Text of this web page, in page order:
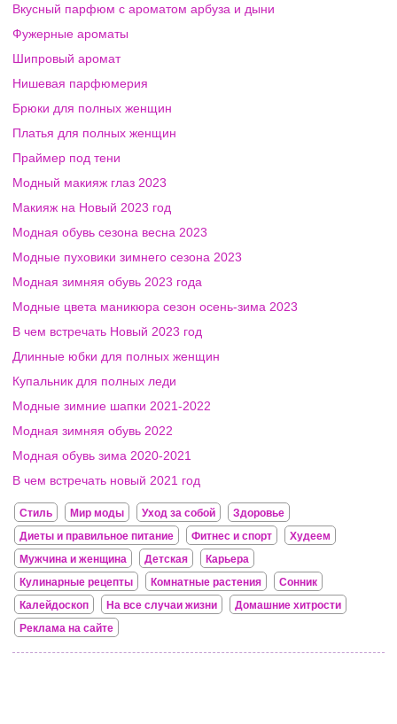
Вкусный парфюм с ароматом арбуза и дыни
Фужерные ароматы
Шипровый аромат
Нишевая парфюмерия
Брюки для полных женщин
Платья для полных женщин
Праймер под тени
Модный макияж глаз 2023
Макияж на Новый 2023 год
Модная обувь сезона весна 2023
Модные пуховики зимнего сезона 2023
Модная зимняя обувь 2023 года
Модные цвета маникюра сезон осень-зима 2023
В чем встречать Новый 2023 год
Длинные юбки для полных женщин
Купальник для полных леди
Модные зимние шапки 2021-2022
Модная зимняя обувь 2022
Модная обувь зима 2020-2021
В чем встречать новый 2021 год
Стиль Мир моды Уход за собой
Здоровье
Диеты и правильное питание
Фитнес и спорт
Худеем
Мужчина и женщина
Детская
Карьера
Кулинарные рецепты
Комнатные растения
Сонник
Калейдоскоп
На все случаи жизни
Домашние хитрости
Реклама на сайте